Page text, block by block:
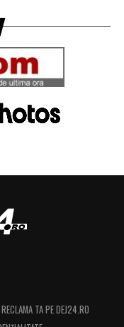
RECLAMA TA PE DEJ24.RO